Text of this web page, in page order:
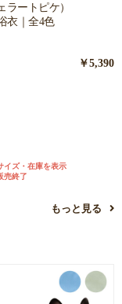
ラートピケ）
衣｜全4色
￥5,390
イズ・在庫を表示
売終了
もっと見る